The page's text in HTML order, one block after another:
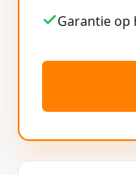
Garantie op